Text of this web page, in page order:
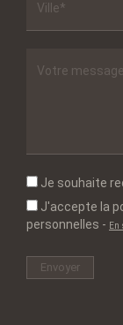
Je souhaite
J'accepte la
personnelles - En